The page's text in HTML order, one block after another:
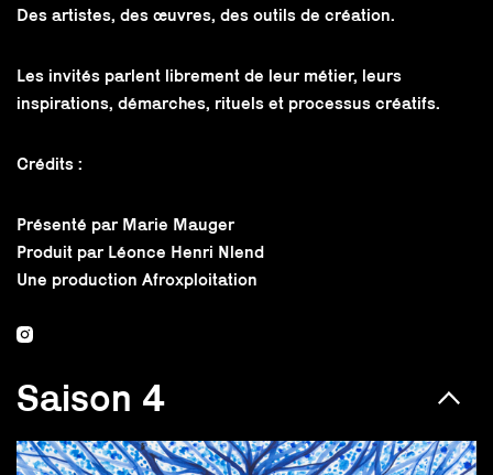
Des artistes, des œuvres, des outils de création.
Les invités parlent librement de leur métier, leurs
inspirations, démarches, rituels et processus créatifs.
Crédits :
Présenté par Marie Mauger
Produit par Léonce Henri Nlend
Une production Afroxploitation
Saison 4